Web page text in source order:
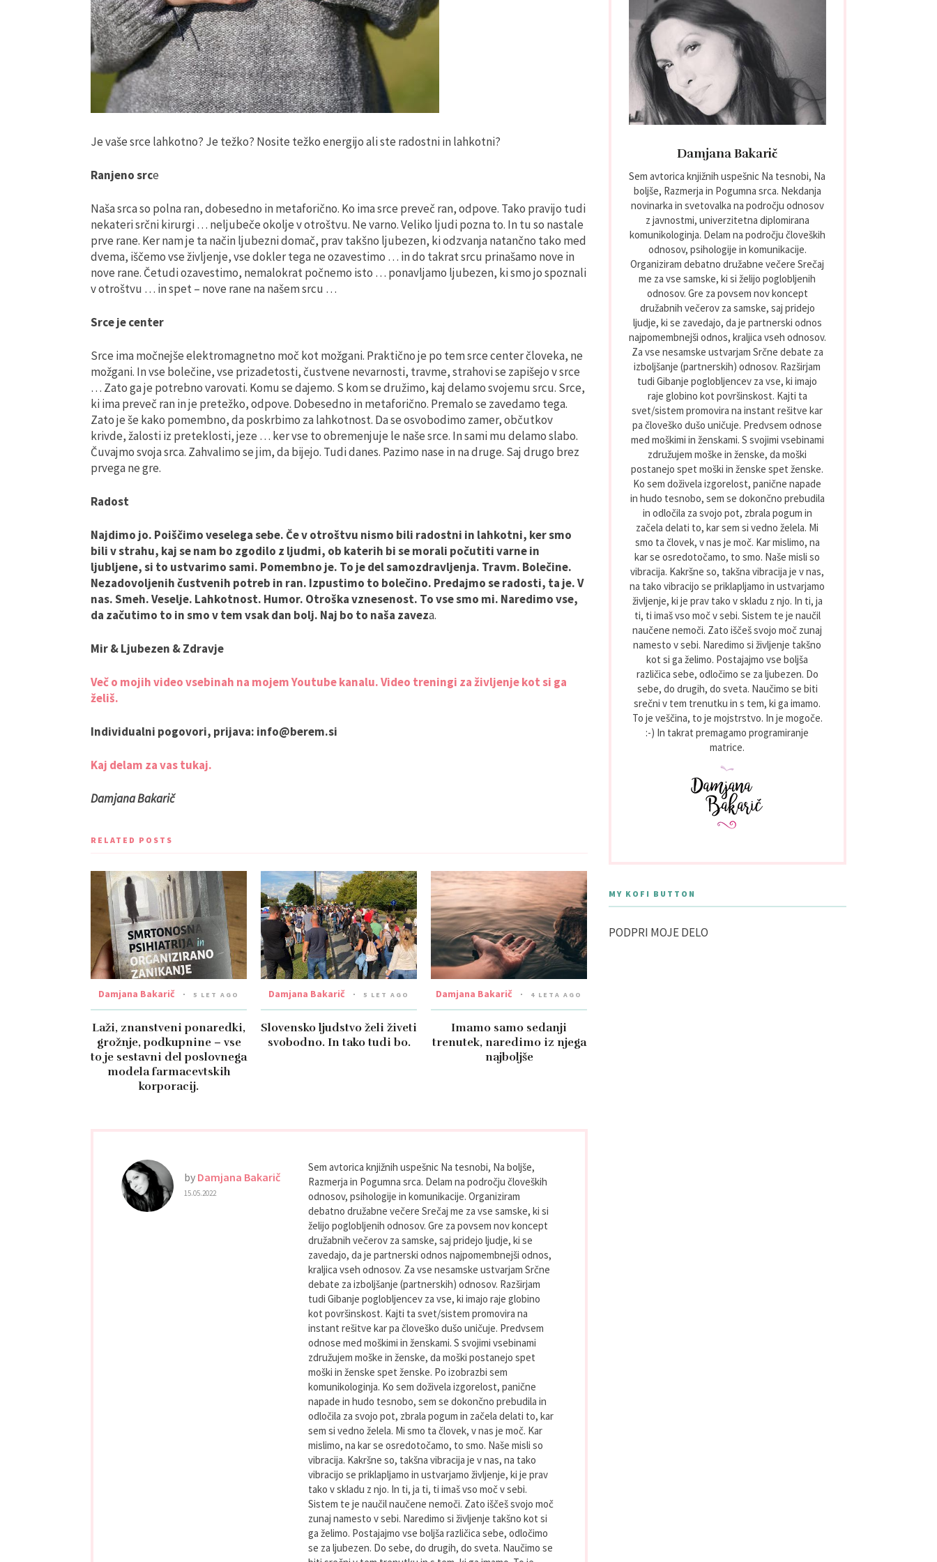
Je vaše srce lahkotno? Je težko? Nosite težko energijo ali ste radostni in lahkotni?
Ranjeno srce
Naša srca so polna ran, dobesedno in metaforično. Ko ima srce preveč ran, odpove. Tako pravijo tudi
nekateri srčni kirurgi … neljubeče okolje v otroštvu. Ne varno. Veliko ljudi pozna to. In tu so nastale
prve rane. Ker nam je ta način ljubezni domač, prav takšno ljubezen, ki odzvanja natančno tako med
dvema, iščemo vse življenje, vse dokler tega ne ozavestimo … in do takrat srcu prinašamo nove in
nove rane. Četudi ozavestimo, nemalokrat počnemo isto … ponavljamo ljubezen, ki smo jo spoznali
v otroštvu … in spet – nove rane na našem srcu …
Srce je center
Srce ima močnejše elektromagnetno moč kot možgani. Praktično je po tem srce center človeka, ne
možgani. In vse bolečine, vse prizadetosti, čustvene nevarnosti, travme, strahovi se zapišejo v srce
… Zato ga je potrebno varovati. Komu se dajemo. S kom se družimo, kaj delamo svojemu srcu. Srce,
ki ima preveč ran in je pretežko, odpove. Dobesedno in metaforično. Premalo se zavedamo tega.
Zato je še kako pomembno, da poskrbimo za lahkotnost. Da se osvobodimo zamer, občutkov
krivde, žalosti iz preteklosti, jeze … ker vse to obremenjuje le naše srce. In sami mu delamo slabo.
Čuvajmo svoja srca. Zahvalimo se jim, da bijejo. Tudi danes. Pazimo nase in na druge. Saj drugo brez
prvega ne gre.
Radost
Najdimo jo. Poiščimo veselega sebe. Če v otroštvu nismo bili radostni in lahkotni, ker smo
bili v strahu, kaj se nam bo zgodilo z ljudmi, ob katerih bi se morali počutiti varne in
ljubljene, si to ustvarimo sami. Pomembno je. To je del samozdravljenja. Travm. Bolečine.
Nezadovoljenih čustvenih potreb in ran. Izpustimo to bolečino. Predajmo se radosti, ta je. V
nas. Smeh. Veselje. Lahkotnost. Humor. Otroška vznesenost. To vse smo mi. Naredimo vse,
da začutimo to in smo v tem vsak dan bolj. Naj bo to naša zaveza.
Mir & Ljubezen & Zdravje
Več o mojih video vsebinah na mojem Youtube kanalu. Video treningi za življenje kot si ga
želiš.
Individualni pogovori, prijava: info@berem.si
Kaj delam za vas tukaj.
Damjana Bakarič
RELATED POSTS
Damjana Bakarič 5 LET AGO
Laži, znanstveni ponaredki,
grožnje, podkupnine – vse
to je sestavni del poslovnega
modela farmacevtskih
korporacij.
Damjana Bakarič 5 LET AGO
Slovensko ljudstvo želi živeti
svobodno. In tako tudi bo.
Damjana Bakarič 4 LETA AGO
Imamo samo sedanji
trenutek, naredimo iz njega
najboljše
by Damjana Bakarič
15.05.2022
Sem avtorica knjižnih uspešnic Na tesnobi, Na boljše,
Razmerja in Pogumna srca. Delam na področju človeških
odnosov, psihologije in komunikacije. Organiziram
debatno družabne večere Srečaj me za vse samske, ki si
želijo poglobljenih odnosov. Gre za povsem nov koncept
družabnih večerov za samske, saj pridejo ljudje, ki se
zavedajo, da je partnerski odnos najpomembnejši odnos,
kraljica vseh odnosov. Za vse nesamske ustvarjam Srčne
debate za izboljšanje (partnerskih) odnosov. Razširjam
tudi Gibanje poglobljencev za vse, ki imajo raje globino
kot površinskost. Kajti ta svet/sistem promovira na
instant rešitve kar pa človeško dušo uničuje. Predvsem
odnose med moškimi in ženskami. S svojimi vsebinami
združujem moške in ženske, da moški postanejo spet
moški in ženske spet ženske. Po izobrazbi sem
komunikologinja. Ko sem doživela izgorelost, panične
napade in hudo tesnobo, sem se dokončno prebudila in
odločila za svojo pot, zbrala pogum in začela delati to, kar
sem si vedno želela. Mi smo ta človek, v nas je moč. Kar
mislimo, na kar se osredotočamo, to smo. Naše misli so
vibracija. Kakršne so, takšna vibracija je v nas, na tako
vibracijo se priklapljamo in ustvarjamo življenje, ki je prav
tako v skladu z njo. In ti, ja ti, ti imaš vso moč v sebi.
Sistem te je naučil naučene nemoči. Zato iščeš svojo moč
zunaj namesto v sebi. Naredimo si življenje takšno kot si
ga želimo. Postajajmo vse boljša različica sebe, odločimo
se za ljubezen. Do sebe, do drugih, do sveta. Naučimo se
Damjana Bakarič
Sem avtorica knjižnih uspešnic Na tesnobi, Na
boljše, Razmerja in Pogumna srca. Nekdanja
novinarka in svetovalka na področju odnosov
z javnostmi, univerzitetna diplomirana
komunikologinja. Delam na področju človeških
odnosov, psihologije in komunikacije.
Organiziram debatno družabne večere Srečaj
me za vse samske, ki si želijo poglobljenih
odnosov. Gre za povsem nov koncept
družabnih večerov za samske, saj pridejo
ljudje, ki se zavedajo, da je partnerski odnos
najpomembnejši odnos, kraljica vseh odnosov.
Za vse nesamske ustvarjam Srčne debate za
izboljšanje (partnerskih) odnosov. Razširjam
tudi Gibanje poglobljencev za vse, ki imajo
raje globino kot površinskost. Kajti ta
svet/sistem promovira na instant rešitve kar
pa človeško dušo uničuje. Predvsem odnose
med moškimi in ženskami. S svojimi vsebinami
združujem moške in ženske, da moški
postanejo spet moški in ženske spet ženske.
Ko sem doživela izgorelost, panične napade
in hudo tesnobo, sem se dokončno prebudila
in odločila za svojo pot, zbrala pogum in
začela delati to, kar sem si vedno želela. Mi
smo ta človek, v nas je moč. Kar mislimo, na
kar se osredotočamo, to smo. Naše misli so
vibracija. Kakršne so, takšna vibracija je v nas,
na tako vibracijo se priklapljamo in ustvarjamo
življenje, ki je prav tako v skladu z njo. In ti, ja
ti, ti imaš vso moč v sebi. Sistem te je naučil
naučene nemoči. Zato iščeš svojo moč zunaj
namesto v sebi. Naredimo si življenje takšno
kot si ga želimo. Postajajmo vse boljša
različica sebe, odločimo se za ljubezen. Do
sebe, do drugih, do sveta. Naučimo se biti
srečni v tem trenutku in s tem, ki ga imamo.
To je veščina, to je mojstrstvo. In je mogoče.
:-) In takrat premagamo programiranje
matrice.
MY KOFI BUTTON
PODPRI MOJE DELO